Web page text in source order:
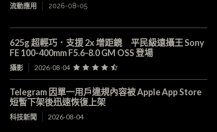
流動應用 2026-08-05
625g 超輕巧．支援 2x 增距鏡 平民級遠攝王 Sony
FE 100-400mm F5.6-8.0 GM OSS 登場
攝影 2026-08-04
Telegram 因單一用戶違規內容被 Apple App Store
短暫下架後迅速恢復上架
科技新聞 2026-08-04